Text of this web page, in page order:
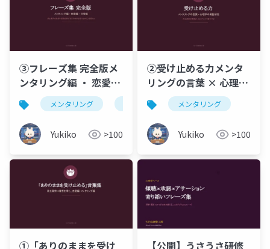
③フレーズ集 完全版メ
ンタリング編 ・ 恋愛編
・ 日常編浄土真宗の発
想に着想を得た「あり
のままを受け止める」
言葉たち
メンタリング
Yukiko >100
②受け止める力メンタ
リングの言葉 × 心理学
の実証研究浄土真宗の
発想を、エビデンスで
裏付け
メンタリング
Yukiko >100
①「ありのままを受け
【公開】うさうさ研修